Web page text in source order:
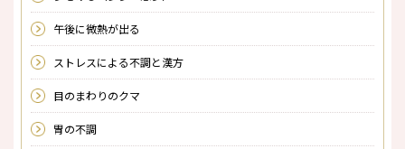
午後に微熱が出る
ストレスによる不調と漢方
目のまわりのクマ
胃の不調